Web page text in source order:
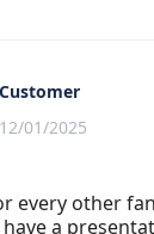
Customer
12/01/2025
every other
a